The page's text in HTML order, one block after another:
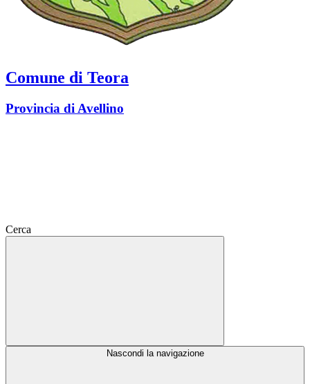
Comune di Teora
Provincia di Avellino
Cerca
Nascondi la navigazione